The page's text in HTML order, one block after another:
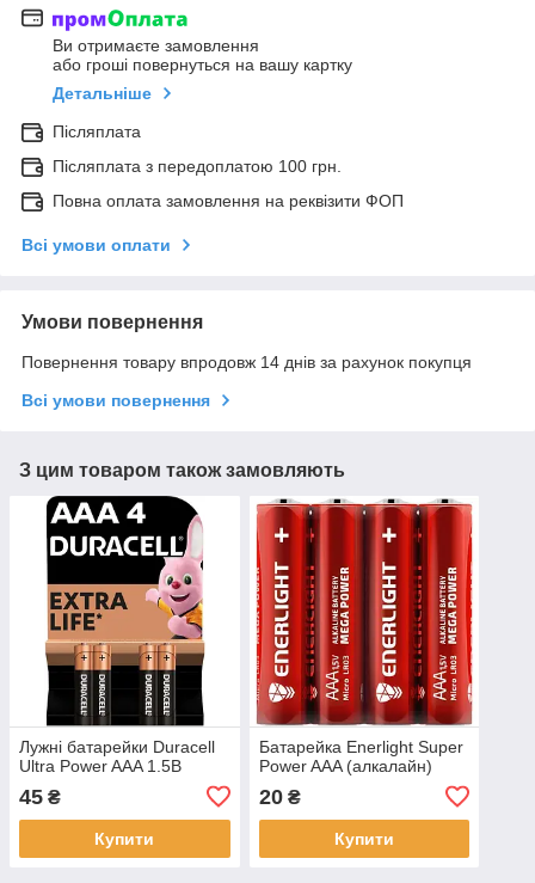
Ви отримаєте замовлення
або гроші повернуться на вашу картку
Детальніше
Післяплата
Післяплата з передоплатою 100 грн.
Повна оплата замовлення на реквізити ФОП
Всі умови оплати
Умови повернення
Повернення товару впродовж 14 днів за рахунок покупця
Всі умови повернення
З цим товаром також замовляють
Лужні батарейки Duracell
Ultra Power AAA 1.5В
45 ₴
Купити
Батарейка Enerlight Super
Power AAA (алкалайн)
20₴
Купити